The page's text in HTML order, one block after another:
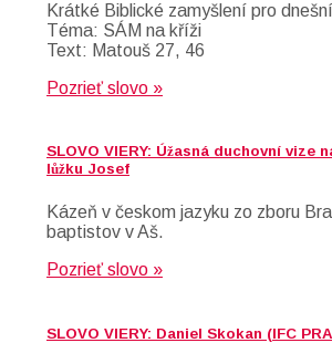
Krátké Biblické zamyšlení pro
Téma: SÁM na kříži
Text: Matouš 27, 46
Pozrieť slovo »
SLOVO VIERY: Úžasná duchovní vize
lůžku Josef
Kázeň v českom jazyku zo zboru
baptistov v Aš.
Pozrieť slovo »
SLOVO VIERY: Daniel Skokan (IFC